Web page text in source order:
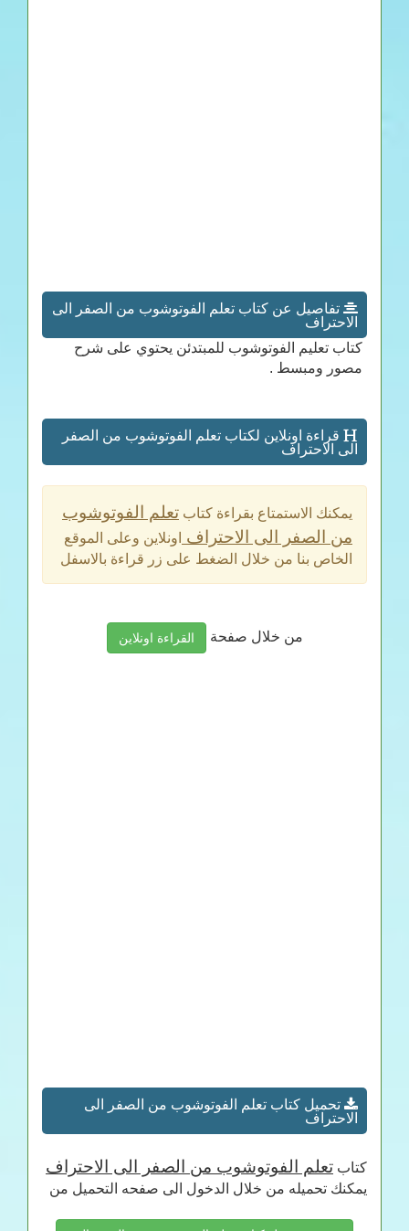
تفاصيل عن كتاب تعلم الفوتوشوب من الصفر الى
الاحتراف
كتاب تعليم الفوتوشوب للمبتدئن يحتوي على شرح
مصور ومبسط .
قراءة اونلاين لكتاب تعلم الفوتوشوب من الصفر
الى الاحتراف
يمكنك الاستمتاع بقراءة كتاب تعلم الفوتوشوب
من الصفر الى الاحتراف
اونلاين وعلى الموقع
الخاص بنا من خلال الضغط على زر قراءة بالاسفل
من خلال صفحة القراءة اونلاين
تحميل كتاب تعلم الفوتوشوب من الصفر الى
الاحتراف
كتاب تعلم الفوتوشوب من الصفر الى الاحتراف
يمكنك تحميله من خلال الدخول الى صفحه التحميل من